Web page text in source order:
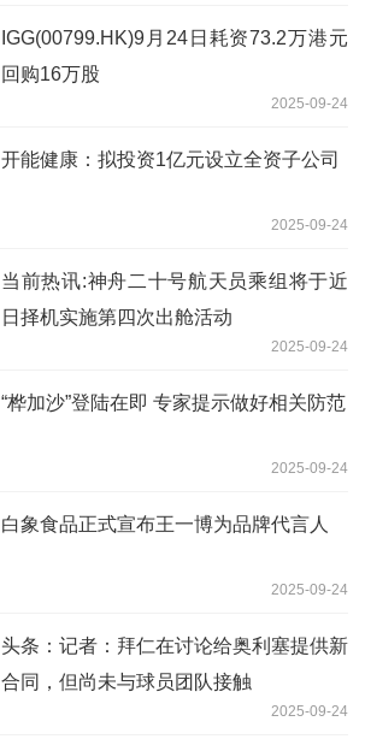
IGG(00799.HK)9月24日耗资73.2万港元
回购16万股
2025-09-24
开能健康：拟投资1亿元设立全资子公司
2025-09-24
当前热讯:神舟二十号航天员乘组将于近
日择机实施第四次出舱活动
2025-09-24
“桦加沙”登陆在即 专家提示做好相关防范
2025-09-24
白象食品正式宣布王一博为品牌代言人
2025-09-24
头条：记者：拜仁在讨论给奥利塞提供新
合同，但尚未与球员团队接触
2025-09-24